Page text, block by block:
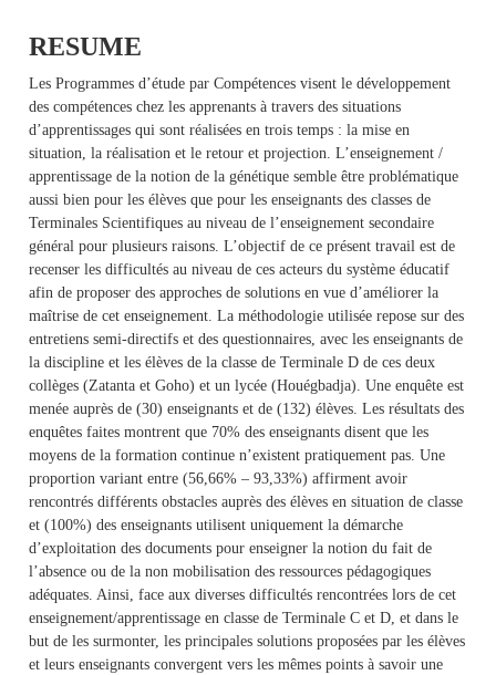
RESUME
Les Programmes d’étude par Compétences visent le développement
des compétences chez les apprenants à travers des situations
d’apprentissages qui sont réalisées en trois temps : la mise en
situation, la réalisation et le retour et projection. L’enseignement /
apprentissage de la notion de la génétique semble être problématique
aussi bien pour les élèves que pour les enseignants des classes de
Terminales Scientifiques au niveau de l’enseignement secondaire
général pour plusieurs raisons. L’objectif de ce présent travail est de
recenser les difficultés au niveau de ces acteurs du système éducatif
afin de proposer des approches de solutions en vue d’améliorer la
maîtrise de cet enseignement. La méthodologie utilisée repose sur des
entretiens semi-directifs et des questionnaires, avec les enseignants de
la discipline et les élèves de la classe de Terminale D de ces deux
collèges (Zatanta et Goho) et un lycée (Houégbadja). Une enquête est
menée auprès de (30) enseignants et de (132) élèves. Les résultats des
enquêtes faites montrent que 70% des enseignants disent que les
moyens de la formation continue n’existent pratiquement pas. Une
proportion variant entre (56,66% – 93,33%) affirment avoir
rencontrés différents obstacles auprès des élèves en situation de classe
et (100%) des enseignants utilisent uniquement la démarche
d’exploitation des documents pour enseigner la notion du fait de
l’absence ou de la non mobilisation des ressources pédagogiques
adéquates. Ainsi, face aux diverses difficultés rencontrées lors de cet
enseignement/apprentissage en classe de Terminale C et D, et dans le
but de les surmonter, les principales solutions proposées par les élèves
et leurs enseignants convergent vers les mêmes points à savoir une